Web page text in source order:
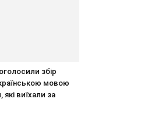
збір
мовою
які виїхали за